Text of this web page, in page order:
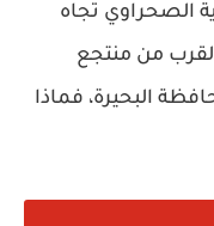
الصحراوي تجاه
وبالتحديد عند الكيلو134، بالقرب من منتجع
البحيرة، فماذا